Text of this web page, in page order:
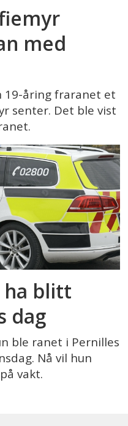
med
19-åring fraranet et
senter. Det ble vist
ha blitt
dag
ble ranet i Pernilles
Nå vil hun
vakt.